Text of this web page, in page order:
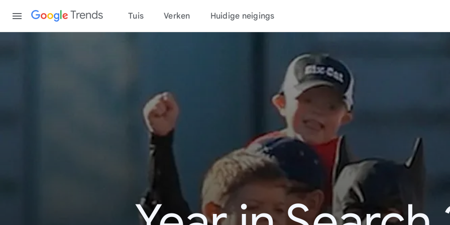
Trends Tuis Verken Huidige neigings